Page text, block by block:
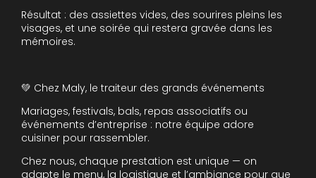
Résultat : des assiettes vides, des sourires pleins les
visages, et une soirée qui restera gravée dans les
mémoires.
💚 Chez Maly, le traiteur des grands événements
Mariages, festivals, bals, repas associatifs ou
événements d’entreprise : notre équipe adore
cuisiner pour rassembler.
Chez nous, chaque prestation est unique — on
adapte le menu, la logistique et l’ambiance pour que